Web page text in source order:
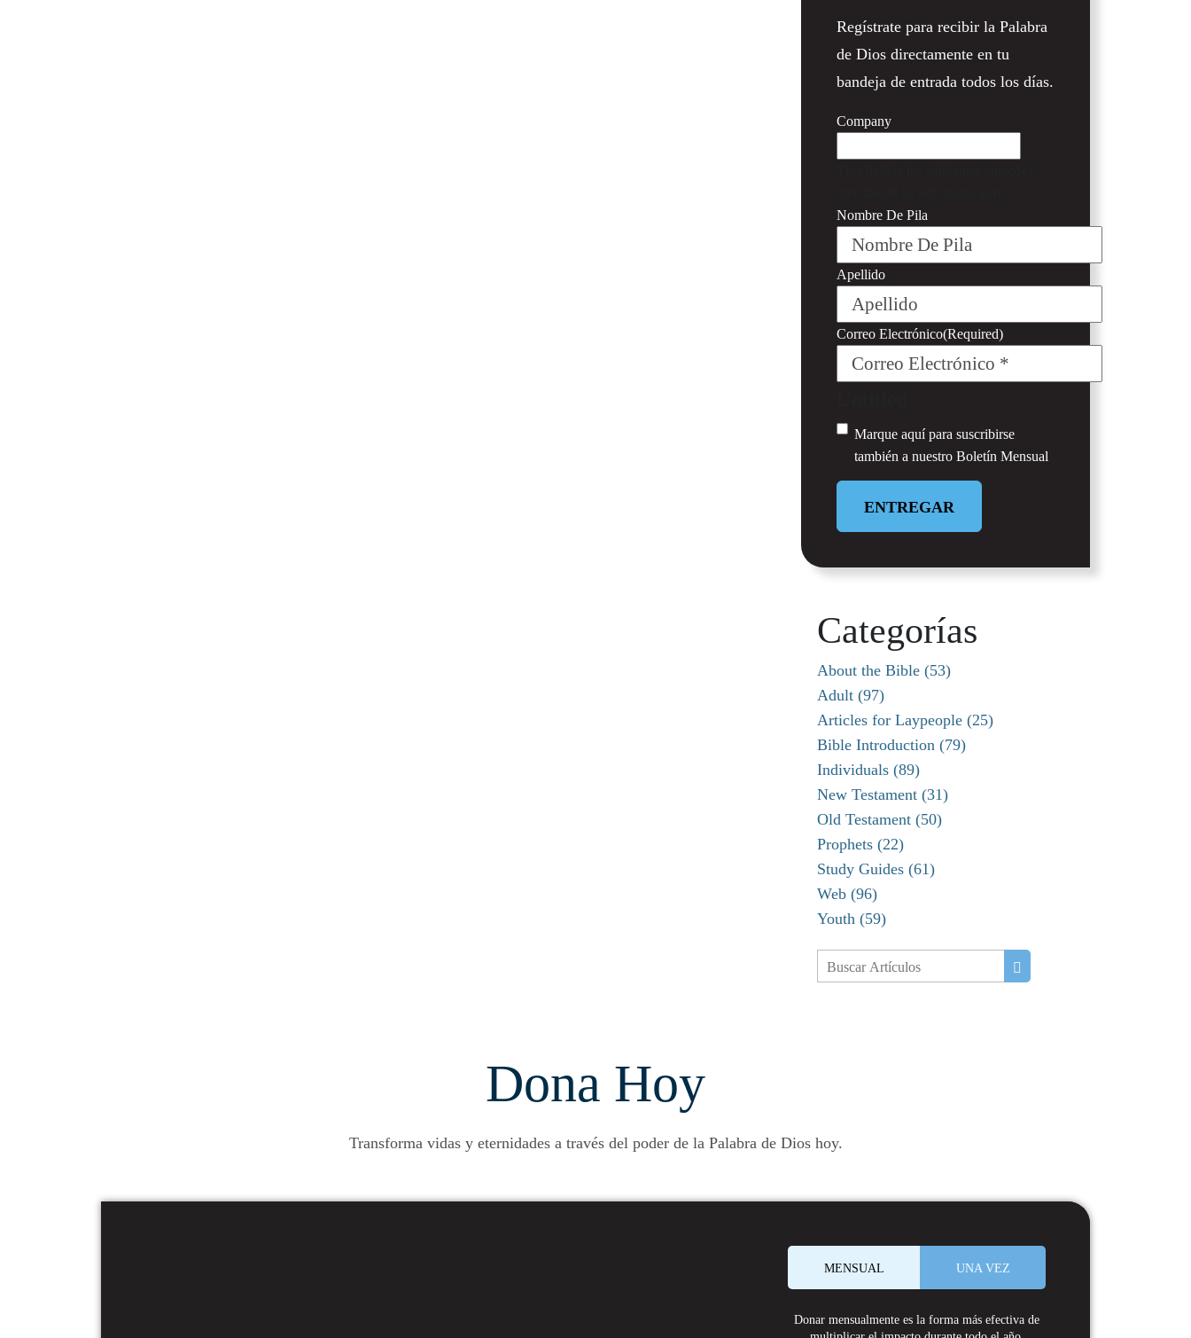
Regístrate para recibir la Palabra
de Dios directamente en tu
bandeja de entrada todos los días.
Company
Nombre De Pila
Apellido
Correo Electrónico(Required)
Marque aquí para suscribirse
también a nuestro Boletín Mensual
Categorías
About the Bible (53)
Adult (97)
Articles for Laypeople (25)
Bible Introduction (79)
Individuals (89)
New Testament (31)
Old Testament (50)
Prophets (22)
Study Guides (61)
Web (96)
Youth (59)
Dona Hoy
Transforma vidas y eternidades a través del poder de la Palabra de Dios hoy.
MENSUAL UNA VEZ
Donar mensualmente es la forma más efectiva de